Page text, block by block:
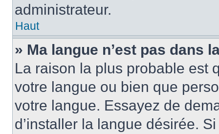
administrateur.
Haut
» Ma langue n’est pas dans
La raison la plus probable est
votre langue ou bien que
votre langue. Essayez de
d’installer la langue désirée.